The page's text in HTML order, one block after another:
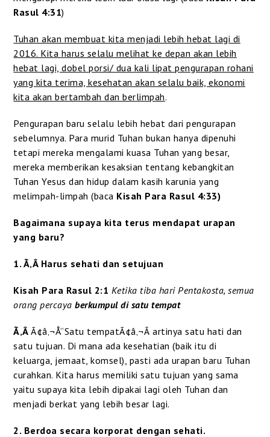
Rasul 4:31)
Tuhan akan membuat kita menjadi lebih hebat lagi di
2016. Kita harus selalu melihat ke depan akan lebih
hebat lagi, dobel porsi/ dua kali lipat pengurapan rohani
yang kita terima, kesehatan akan selalu baik, ekonomi
kita akan bertambah dan berlimpah.
Pengurapan baru selalu lebih hebat dari pengurapan
sebelumnya. Para murid Tuhan bukan hanya dipenuhi
tetapi mereka mengalami kuasa Tuhan yang besar,
mereka memberikan kesaksian tentang kebangkitan
Tuhan Yesus dan hidup dalam kasih karunia yang
melimpah-limpah (baca Kisah Para Rasul 4:33)
Bagaimana supaya kita terus mendapat urapan
yang baru?
1. Ã‚Â Harus sehati dan setujuan
Kisah Para Rasul 2:1 Ketika tiba hari Pentakosta, semua
orang percayaberkumpul di satu tempat
Ã‚ÂÃ¢â‚¬Å“Satu tempatÃ¢â‚¬Â artinya satu hati dan
satu tujuan. Di mana ada kesehatian (baik itu di
keluarga, jemaat, komsel), pasti ada urapan baru Tuhan
curahkan. Kita harus memiliki satu tujuan yang sama
yaitu supaya kita lebih dipakai lagi oleh Tuhan dan
menjadi berkat yang lebih besar lagi.
2. Berdoa secara korporat dengan sehati.